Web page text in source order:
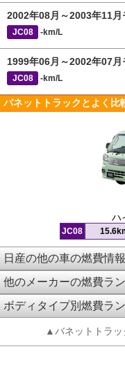
2002年08月～2003年11月
JC08 -km/L
1999年06月～2002年07月
JC08 -km/L
バネットトラックとよく比
ハ
JC08
日産の他の車の燃費情報
他のメーカーの燃費ラ
ボディタイプ別燃費ラ
▲バネットトラ